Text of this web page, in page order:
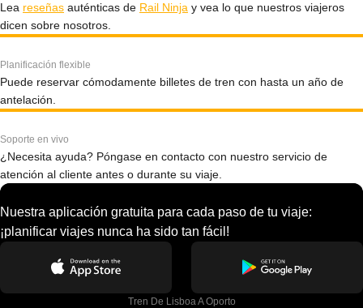
Lea reseñas auténticas de Rail Ninja y vea lo que nuestros viajeros
dicen sobre nosotros.
Planificación flexible
Puede reservar cómodamente billetes de tren con hasta un año de
antelación.
Soporte en vivo
¿Necesita ayuda? Póngase en contacto con nuestro servicio de
atención al cliente antes o durante su viaje.
Nuestra aplicación gratuita para cada paso de tu viaje:
¡planificar viajes nunca ha sido tan fácil!
Tren De Lisboa A Oporto